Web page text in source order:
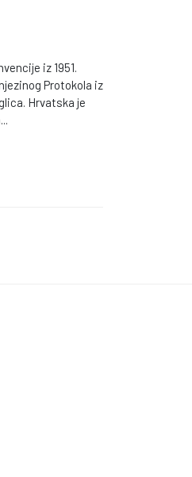
iz 1951.
Protokola iz
Hrvatska je
...